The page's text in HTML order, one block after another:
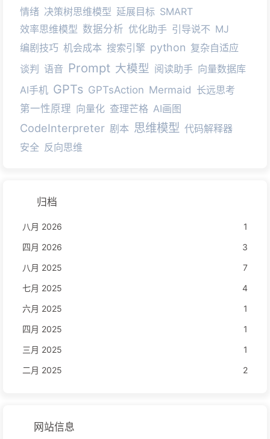
情绪 决策树思维模型 延展目标 SMART
效率思维模型 数据分析 优化助手 引导说不 MJ
编剧技巧 机会成本 搜索引擎 python 复杂自适应
谈判 语音 Prompt 大模型 阅读助手 向量数据库
AI手机 GPTs GPTsAction Mermaid 长远思考
第一性原理 向量化 查理芒格 AI画图
CodeInterpreter 剧本 思维模型 代码解释器
安全 反向思维
归档
八月 2026
1
四月 2026
3
八月 2025
7
七月 2025
4
六月 2025
1
四月 2025
1
三月 2025
1
二月 2025
2
网站信息